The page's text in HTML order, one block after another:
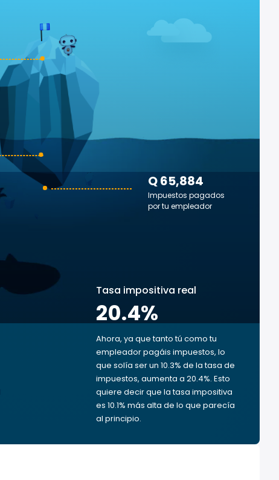
Q 65,884
Impuestos pagados
por tu empleador
Tasa impositiva real
20.4%
Ahora, ya que tanto tú como tu
empleador pagáis impuestos, lo
que solía ser un 10.3% de la tasa de
impuestos, aumenta a 20.4%. Esto
quiere decir que la tasa impositiva
es 10.1% más alta de lo que parecía
al principio.